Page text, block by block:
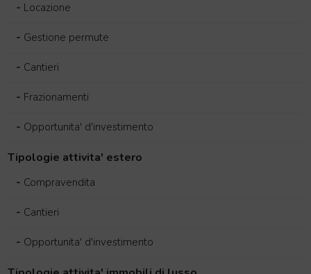
- Locazione
- Gestione permute
- Cantieri
- Frazionamenti
- Opportunita' d'investimento
Tipologie attivita' estero
- Compravendita
- Cantieri
- Opportunita' d'investimento